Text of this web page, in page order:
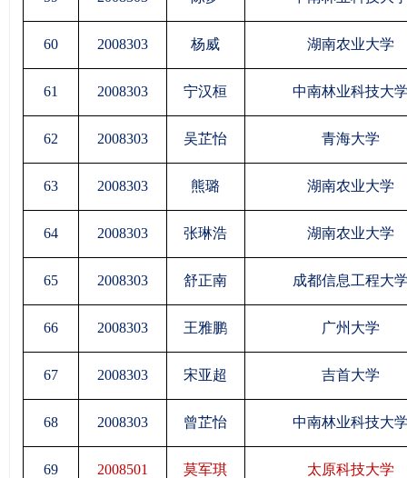
60 2008303 杨威 湖南农业大学
61 2008303 宁汉桓 中南林业科技大
62 2008303 吴芷怡 青海大学
63 2008303 熊璐 湖南农业大学
64 2008303 张琳浩 湖南农业大学
65 2008303 舒正南 成都信息工程大
66 2008303 王雅鹏 广州大学
67 2008303 宋亚超 吉首大学
68 2008303 曾芷怡 中南林业科技大
69 2008501 莫军琪 太原科技大学